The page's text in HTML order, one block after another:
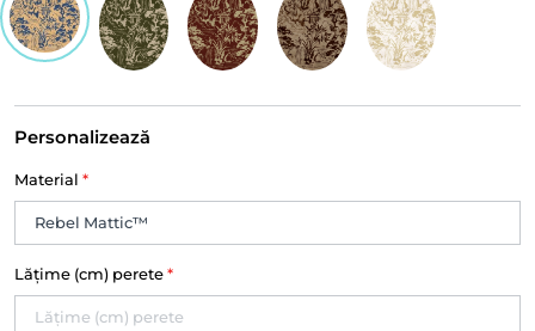
Personalizează
Material *
Lățime (cm) perete *